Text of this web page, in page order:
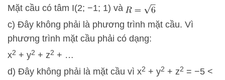
Mặt cầu có tâm I(2; −1; 1) và
c) Đây không phải là phương trình mặt cầu. Vì
phương trình mặt cầu phải có dạng:
x2 + y2 + z2 + …
d) Đây không phải là mặt cầu vì x2 + y2 + z2 = −5 <